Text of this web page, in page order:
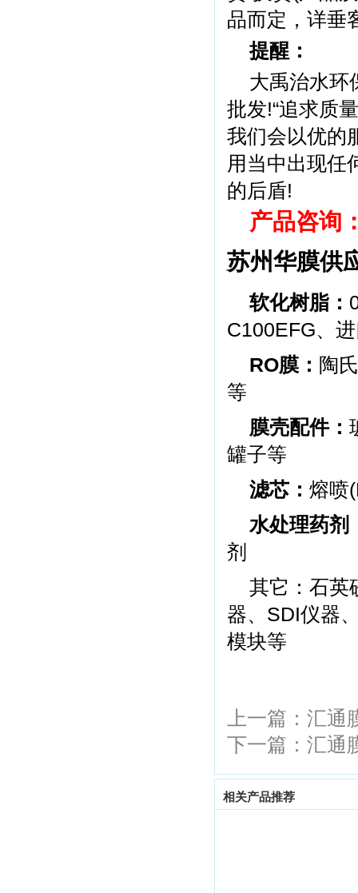
品而定，详垂
提醒：
大禹治水环
批发!“追求质
我们会以优的
用当中出现任
的后盾!
产品咨询
苏州华膜供
软化树脂：
C100EFG、
RO膜： 陶
等
膜壳配件：
罐子等
滤芯： 熔喷
水处理药剂
剂
其它：石英
器、SDI仪器
模块等
上一篇： 汇通
下一篇： 汇通
相关产品推荐